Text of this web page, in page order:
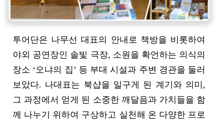
투어단은 나무선 대표의 안내로 책방을 비롯하여
야외 공연장인 솔빛 극장, 소원을 확언하는 의식의
장소 ‘오냐의 집’ 등 부대 시설과 주변 경관을 둘러
보았다. 나대표는 북샵을 일구게 된 계기와 의미,
그 과정에서 얻게 된 소중한 깨달음과 가치들을 함
께 나누기 위하여 구상하고 실천해 온 다양한 프로